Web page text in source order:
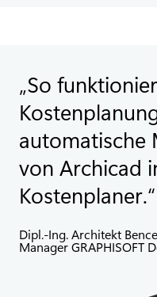
So
automatische
von Archicad
Kostenplaner.
Dipl.-Ing. Architekt
Manager GRAPHISOFT